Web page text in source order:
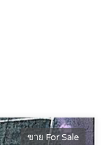
ขาย For Sale